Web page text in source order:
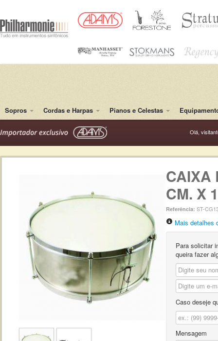
Sopros Cordas e Harpas Pianos e Celestas
Olá,
CAIXA
CM. X
Referência: ST-
Mais detalhes
Para solicitar
queira fazer
Caso deseje
Mensagem